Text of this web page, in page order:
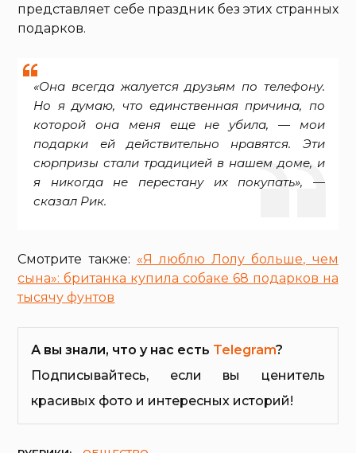
представляет себе праздник без этих странных
подарков.
«Она всегда жалуется друзьям по телефону.
Но я думаю, что единственная причина, по
которой она меня еще не убила, — мои
подарки ей действительно нравятся. Эти
сюрпризы стали традицией в нашем доме, и
я никогда не перестану их покупать», —
сказал Рик.
Смотрите также: «Я люблю Лолу больше, чем
сына»: британка купила собаке 68 подарков на
тысячу фунтов
А вы знали, что у нас есть Telegram?
Подписывайтесь, если вы ценитель
красивых фото и интересных историй!